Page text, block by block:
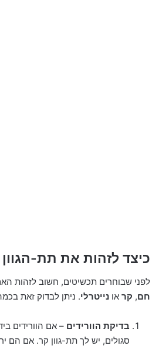
כיצד לזהות את תת-
לפני שבוחרים תכשיטים, חשוב לזהות
חם, קר או נייטרלי. ניתן לבדוק זאת
בדיקת הוורידים – אם הוורידים
סגולים, יש לך תת-גוון קר. אם הם